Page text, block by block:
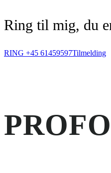
Ring til mig, du
RING +45 61459597Tilmelding
PRO